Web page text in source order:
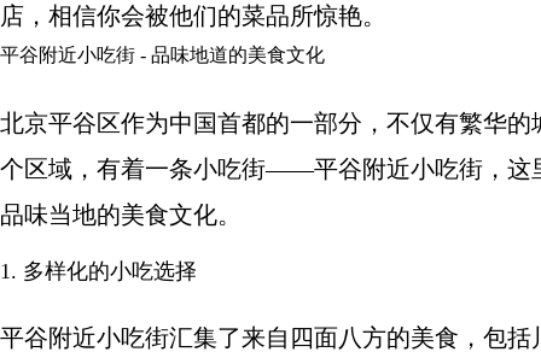
店，相信你会被他们的菜品所惊艳。
平谷附近小吃街 - 品味地道的美食文化
北京平谷区作为中国首都的一部分，不仅有繁华
个区域，有着一条小吃街——平谷附近小吃街，这
品味当地的美食文化。
1. 多样化的小吃选择
平谷附近小吃街汇集了来自四面八方的美食，包